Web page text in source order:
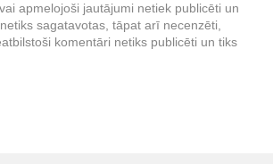
apmelojoši jautājumi netiek publicēti un
sagatavotas, tāpat arī necenzēti,
komentāri netiks publicēti un tiks